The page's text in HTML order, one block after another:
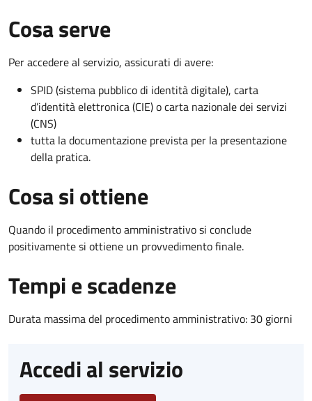
Cosa serve
Per accedere al servizio, assicurati di avere:
SPID (sistema pubblico di identità digitale), carta
d’identità elettronica (CIE) o carta nazionale dei servizi
(CNS)
tutta la documentazione prevista per la presentazione
della pratica.
Cosa si ottiene
Quando il procedimento amministrativo si conclude
positivamente si ottiene un provvedimento finale.
Tempi e scadenze
Durata massima del procedimento amministrativo: 30 giorni
Accedi al servizio